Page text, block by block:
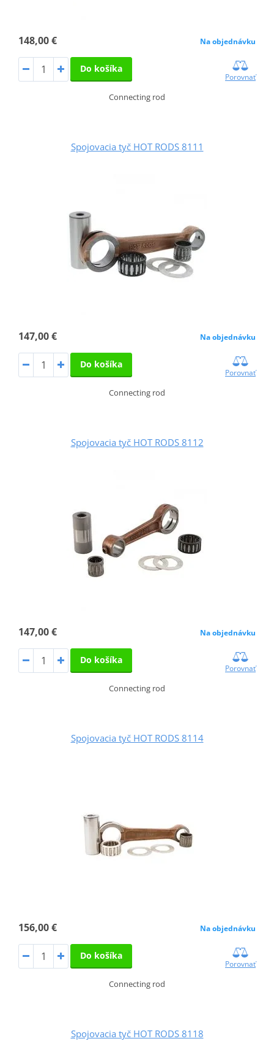
148,00 € Na objednávku
Do košíka
Porovnať
Connecting rod
Spojovacia tyč HOT RODS 8111
147,00 € Na objednávku
Do košíka
Porovnať
Connecting rod
Spojovacia tyč HOT RODS 8112
147,00 € Na objednávku
Do košíka
Porovnať
Connecting rod
Spojovacia tyč HOT RODS 8114
156,00 € Na objednávku
Do košíka
Porovnať
Connecting rod
Spojovacia tyč HOT RODS 8118